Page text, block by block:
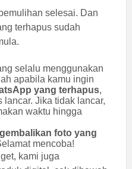
selesai. Dan
terhapus sudah
selalu menggunakan
apabila kamu ingin
yang terhapus,
Jika tidak lancar,
waktu hingga
foto yang
mencoba!
kami juga